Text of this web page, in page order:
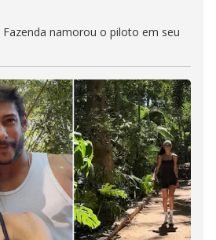
namorou o piloto em seu